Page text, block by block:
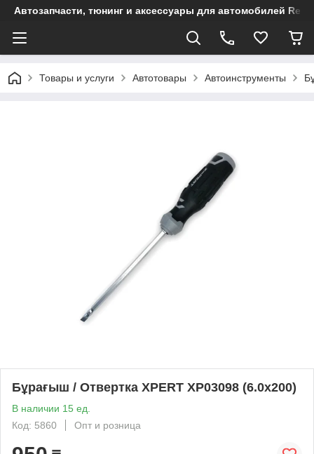
Автозапчасти, тюнинг и аксессуары для автомобилей
Товары и услуги Автотовары Автоинструменты
Бұрағыш / Отвертка XPERT XP03098 (6.0x200)
В наличии 15 ед.
Код: 5860
Опт и розница